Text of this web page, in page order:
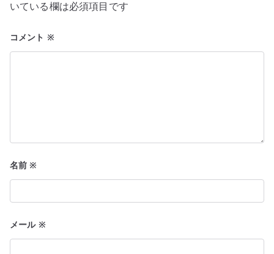
ン
いている欄は必須項目です
コメント ※
名前※
メール ※